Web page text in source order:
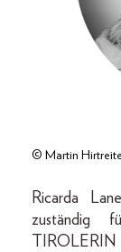
© Martin
Ricarda
zuständig